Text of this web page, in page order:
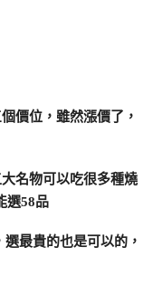
價位，雖然漲價了，
名物可以吃很多種燒
選58品
最貴的也是可以的，